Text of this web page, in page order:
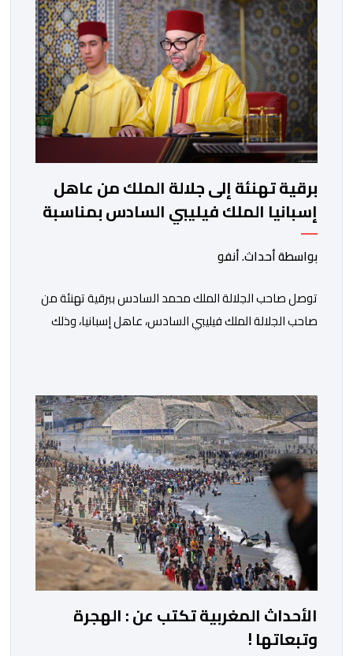
والتطرف والتصرفات أحادية الجانب، وكذا انخراطها التام في
كل […]
برقية تهنئة إلى جلالة الملك من عاهل
إسبانيا الملك فيليبي السادس بمناسبة
عيد العرش المجيد
بواسطة أحداث. أنفو
توصل صاحب الجلالة الملك محمد السادس ببرقية تهنئة من
صاحب الجلالة الملك فيليبي السادس، عاهل إسبانيا، وذلك
باسمه الخاص وباسم الحكومة والشعب الإسبانيين، عن أحر
تهانيه وأطيب تمنياته بالسعادة والصحة لشقيقه جلالة
الملك، وبالمزيد من الازدهار والرفاه للشعب المغربي. […]
الأحداث المغربية تكتب عن : الهجرة
وتبعاتها !